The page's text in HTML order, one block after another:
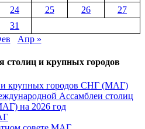
24 25 26
27
31
Апр »
столиц и крупных городов
и крупных городов СНГ (МАГ)
Ассамблеи столиц
на 2026 год